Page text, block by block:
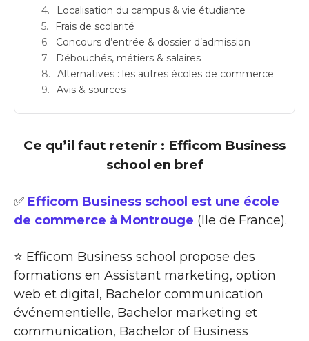
Localisation du campus & vie étudiante
Frais de scolarité
Concours d’entrée & dossier d’admission
Débouchés, métiers & salaires
Alternatives : les autres écoles de commerce
Avis & sources
Ce qu’il faut retenir : Efficom Business
school en bref
✅ Efficom Business school est une école
de commerce à Montrouge (Ile de France).
⭐ Efficom Business school propose des
formations en Assistant marketing, option
web et digital, Bachelor communication
événementielle, Bachelor marketing et
communication, Bachelor of Business